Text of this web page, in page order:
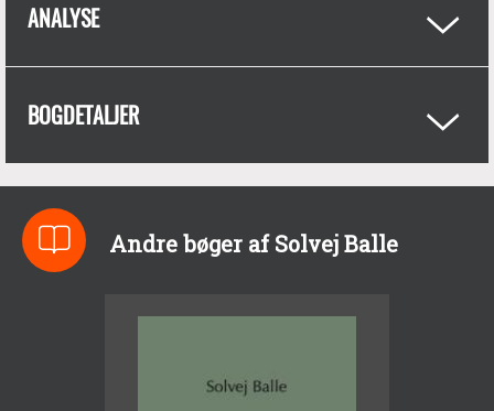
ANALYSE
BOGDETALJER
Andre bøger af Solvej Balle